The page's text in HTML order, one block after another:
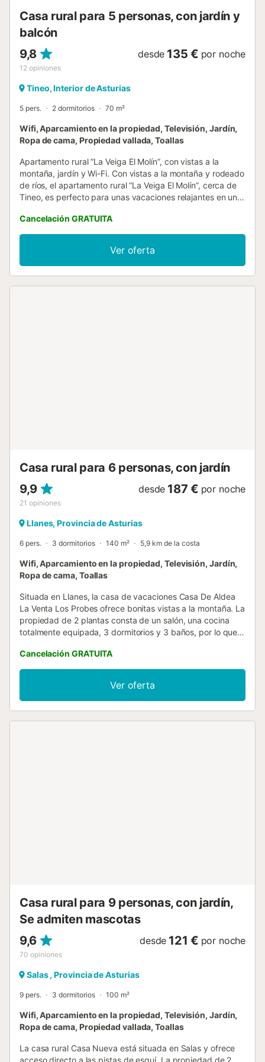
Casa rural para 5 personas, con jardín y
balcón
9,8
12 opiniones
desde 135 € por noche
Tineo, Interior de Asturias
5 pers. 2 dormitorios 70 m²
Wifi, Aparcamiento en la propiedad, Televisión, Jardín,
Ropa de cama, Propiedad vallada, Toallas
Apartamento rural “La Veiga El Molín”, con vistas a la
montaña, jardín y Wi-Fi. Con vistas a la montaña y rodeado
de ríos, el apartamento rural “La Veiga El Molín”, cerca de
Tineo, es perfecto para unas vacaciones relajantes en un
de un salón-cocina, 2 dormitorios dobles y 1 baño. Se
puede poner una cama supletoria en una de las
habitaciones. El apartamento puede alojar a 4 o 5
personas y está totalmente equipado. Los servicios
adicionales incluyen Wi-Fi, televisión, lavadora, libros y
Cancelación GRATUITA
Ver oferta
Casa rural para 6 personas, con jardín
9,9
21 opiniones
desde 187 € por noche
Llanes, Provincia de Asturias
6 pers. 3 dormitorios 140 m² 5,9 km de la costa
Wifi, Aparcamiento en la propiedad, Televisión, Jardín,
Ropa de cama, Toallas
Situada en Llanes, la casa de vacaciones Casa De Aldea
La Venta Los Probes ofrece bonitas vistas a la montaña. La
propiedad de 2 plantas consta de un salón, una cocina
totalmente equipada, 3 dormitorios y 3 baños, por lo que
adicionales incluyen Wi-Fi de alta velocidad (apto para
videollamadas), televisión, lavadora, así como libros y
juguetes para niños. También hay disponible una cuna y
una trona para los más pequeños. Este alojamiento no
dispone de aire acondicionado. La propiedad cuenta con
Cancelación GRATUITA
Ver oferta
Casa rural para 9 personas, con jardín,
Se admiten mascotas
9,6
70 opiniones
desde 121 € por noche
Salas , Provincia de Asturias
9 pers. 3 dormitorios 100 m²
Wifi, Aparcamiento en la propiedad, Televisión, Jardín,
Ropa de cama, Propiedad vallada, Toallas
La casa rural Casa Nueva está situada en Salas y ofrece
acceso directo a las pistas de esquí. La propiedad de 2